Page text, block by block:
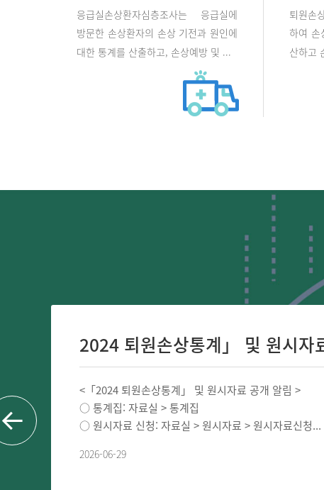
응급실손상환자심층조사는 응급실에
방문한 손상환자의 손상 기전과 원인에
대한 통계를 산출하고, 손상예방 및 ...
퇴원손
하여 손
산하고
2024 퇴원손상통계」 및 원시자
<「2024 퇴원손상통계」 및 원시자료 공개 알림 >
○ 통계집: 자료실 > 통계집
○ 원시자료 신청: 자료실 > 원시자료 > 원시자료신청...
2026-06-29